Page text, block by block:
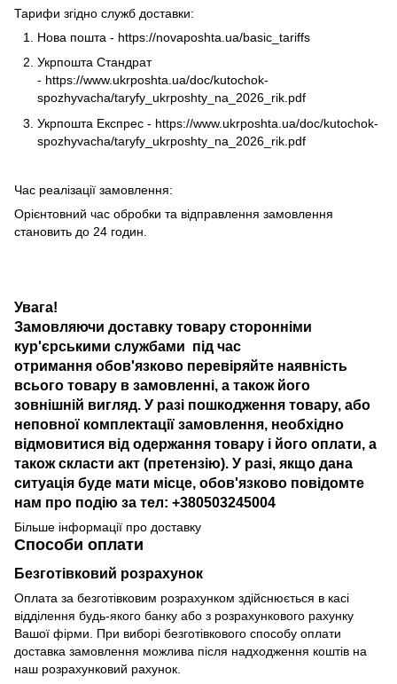
Тарифи згідно служб доставки:
Нова пошта - https://novaposhta.ua/basic_tariffs
Укрпошта Стандрат
- https://www.ukrposhta.ua/doc/kutochok-
spozhyvacha/taryfy_ukrposhty_na_2026_rik.pdf
Укрпошта Експрес - https://www.ukrposhta.ua/doc/kutochok-
spozhyvacha/taryfy_ukrposhty_na_2026_rik.pdf
Час реалізації замовлення:
Орієнтовний час обробки та відправлення замовлення
становить до 24 годин.
Увага!
Замовляючи доставку товару сторонніми
кур'єрськими службами під час
отримання обов'язково перевіряйте наявність
всього товару в замовленні, а також його
зовнішній вигляд. У разі пошкодження товару, або
неповної комплектації замовлення, необхідно
відмовитися від одержання товару і його оплати, а
також скласти акт (претензію). У разі, якщо дана
ситуація буде мати місце, обов'язково повідомте
нам про подію за тел: +380503245004
Більше інформації про доставку
Способи оплати
Безготівковий розрахунок
Оплата за безготівковим розрахунком здійснюється в касі
відділення будь-якого банку або з розрахункового рахунку
Вашої фірми. При виборі безготівкового способу оплати
доставка замовлення можлива після надходження коштів на
наш розрахунковий рахунок.